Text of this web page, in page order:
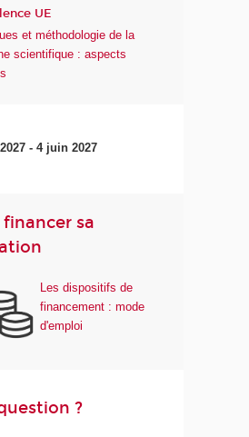
UE
et méthodologie de la
scientifique : aspects
- 4 juin 2027
financer sa
Les dispositifs de
financement : mode
d'emploi
?